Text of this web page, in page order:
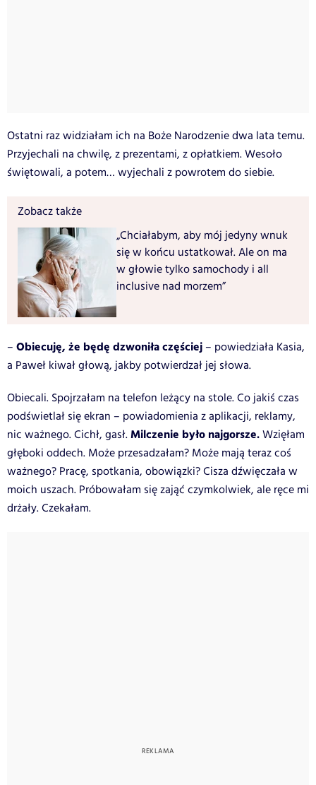
Ostatni raz widziałam ich na Boże Narodzenie dwa lata temu.
Przyjechali na chwilę, z prezentami, z opłatkiem. Wesoło
świętowali, a potem… wyjechali z powrotem do siebie.
Zobacz także
„Chciałabym, aby mój jedyny wnuk
się w końcu ustatkował. Ale on ma
w głowie tylko samochody i all
inclusive nad morzem”
– Obiecuję, że będę dzwoniła częściej – powiedziała Kasia,
a Paweł kiwał głową, jakby potwierdzał jej słowa.
Obiecali. Spojrzałam na telefon leżący na stole. Co jakiś czas
podświetlał się ekran – powiadomienia z aplikacji, reklamy,
nic ważnego. Cichł, gasł.Milczenie było najgorsze.Wzięłam
głęboki oddech. Może przesadzałam? Może mają teraz coś
ważnego? Pracę, spotkania, obowiązki?Cisza dźwięczała w
moich uszach. Próbowałam się zająć czymkolwiek, ale ręce mi
drżały.Czekałam.